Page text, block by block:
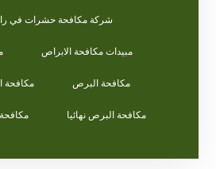
شركة مكافحة حشرات في
مبيدات مكافحة الابراص
مكافحة البرص مكافحة
مكافحة البرص نهائيا